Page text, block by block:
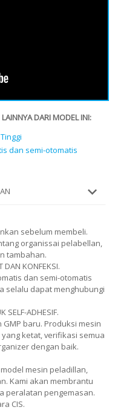
DARI MODEL INI:
dan semi-otomatis
sebelum membeli.
organissai pelabellan,
tambahan.
DAN KONFEKSI.
dan semi-otomatis
selalu dapat menghubungi
SELF-ADHESIF.
baru. Produksi mesin
ketat, verifikasi semua
dengan baik.
mesin peladillan,
Kami akan membrantu
peralatan pengemasan.
CIS.